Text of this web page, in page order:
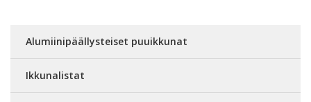
Alumiinipäällysteiset puuikkunat
Ikkunalistat